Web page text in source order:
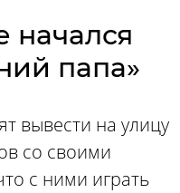
начался
папа»
вывести на улицу
со своими
с ними играть